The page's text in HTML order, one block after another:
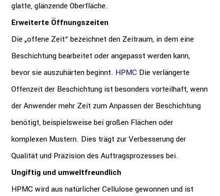
glatte, glänzende Oberfläche.
Erweiterte Öffnungszeiten
Die „offene Zeit“ bezeichnet den Zeitraum, in dem eine
Beschichtung bearbeitet oder angepasst werden kann,
bevor sie auszuhärten beginnt. HPMC Die verlängerte
Offenzeit der Beschichtung ist besonders vorteilhaft, wenn
der Anwender mehr Zeit zum Anpassen der Beschichtung
benötigt, beispielsweise bei großen Flächen oder
komplexen Mustern. Dies trägt zur Verbesserung der
Qualität und Präzision des Auftragsprozesses bei.
Ungiftig und umweltfreundlich
HPMC wird aus natürlicher Cellulose gewonnen und ist